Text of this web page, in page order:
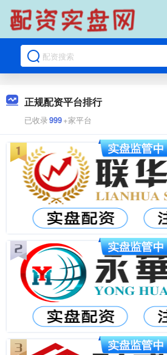
正规配资平台排行
已收录999+家平台